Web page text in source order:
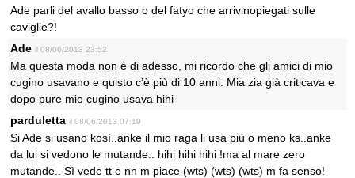
Ade parli del avallo basso o del fatyo che arrivinopiegati sulle
caviglie?!
Ade il 08/06/2013 23:52
Ma questa moda non è di adesso, mi ricordo che gli amici di mio
cugino usavano e quisto c’è più di 10 anni. Mia zia già criticava e
dopo pure mio cugino usava hihi
parduletta il 08/06/2013 07:19
Si Ade si usano kosì..anke il mio raga li usa più o meno ks..anke
da lui si vedono le mutande.. hihi hihi hihi !ma al mare zero
mutande.. Sì vede tt e nn m piace (wts) (wts) (wts) m fa senso!